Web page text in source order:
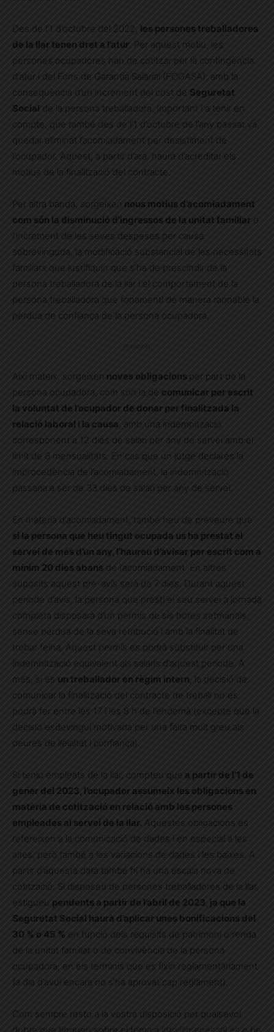
Des de l’1 d’octubre del 2022,
les persones treballadores
de la llar tenen dret a l’atur. Per aquest motiu, les
persones ocupadores han de cotitzar per la contingència
d’atur i del Fons de Garantia Salarial (FOGASA), amb la
conseqüència d’un increment del cost de Seguretat
Social de la persona treballadora. Important i a tenir en
compte, que també des de l’1 d’octubre de l’any passat va
quedar eliminat l’acomiadament per desistiment de
l’ocupador. Aquest, a partir d’ara, haurà d’acreditar els
motius de la finalització del contracte.
Per altra banda, sorgeixen nous motius d’acomiadament
com són la disminució d’ingressos de la unitat familiar o
l’increment de les seves despeses per causa
sobrevinguda, la modificació substancial de les necessitats
familiars que justifiquin que s’ha de prescindir de la
persona treballadora de la llar i el comportament de la
persona treballadora que fonamenti de manera raonable la
pèrdua de confiança de la persona ocupadora.
Publicitat
Així mateix, sorgeixen noves obligacions per part de la
persona ocupadora, com són la de comunicar per escrit
la voluntat de l’ocupador de donar per finalitzada la
relació laboral i la causa , amb una indemnització
corresponent a 12 dies de salari per any de servei amb el
límit de 6 mensualitats. En cas que un jutge declarés la
improcedència de l’acomiadament, la indemnització
passaria a ser de 33 dies de salari per any de servei.
En matèria d’acomiadament, també heu de preveure que
si la persona que heu tingut ocupada us ha prestat el
servei de més d’un any, l’haureu d’avisar per escrit com a
mínim 20 dies abans de l’acomiadament. En altres
supòsits aquest pre-avís serà de 7 dies. Durant aquest
període d’avís, la persona que presti el seu servei a jornada
completa disposarà d’un permís de sis hores setmanals,
sense pèrdua de la seva retribució i amb la finalitat de
trobar feina. Aquest permís es podrà substituir per una
indemnització equivalent als salaris d’aquest període. A
més, si es un treballador en règim intern , la decisió de
comunicar la finalització del contracte de treball no es
podrà fer entre les 17 i les 8 h de l’endemà (excepte que la
decisió esdevingui motivada per una falta molt greu als
deures de lleialtat i confiança).
Si teniu empleats de la llar, compteu que a partir de l’1 de
gener del 2023, l’ocupador assumeix les obligacions en
matèria de cotització en relació amb les persones
empleades al servei de la llar. Aquestes obligacions es
refereixen a la comunicació de dades i en especial a les
altes, però també a les variacions de dades i les baixes. A
partir d’aquesta data també hi ha una escala nova de
cotització. Si disposeu de persones treballadores de la llar,
estigueu pendents a partir de l’abril de 2023 ja que la
Seguretat Social haurà d’aplicar unes bonificacions del
30 % o 45 % en funció dels requisits de patrimoni o renda
de la unitat familiar o de convivència de la persona
ocupadora, en els terminis que es fixin reglamentàriament
(a dia d’avui encara no s’ha aprovat cap reglament).
Com sempre resto a la vostra disposició per qualsevol